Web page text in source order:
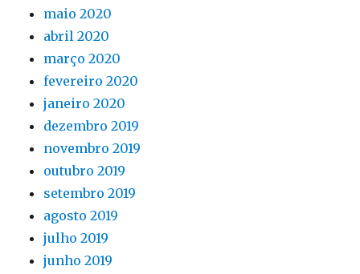
maio 2020
abril 2020
março 2020
fevereiro 2020
janeiro 2020
dezembro 2019
novembro 2019
outubro 2019
setembro 2019
agosto 2019
julho 2019
junho 2019